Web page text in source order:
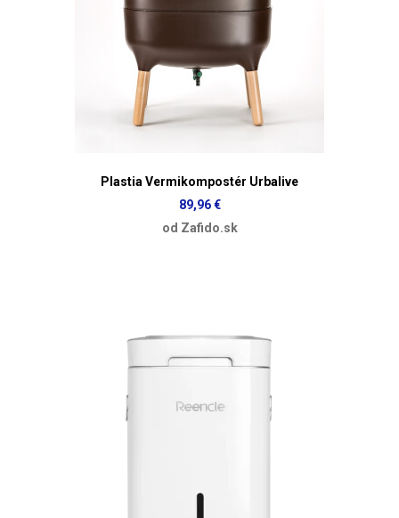
Plastia Vermikompostér Urbalive
89,96 €
od Zafido.sk